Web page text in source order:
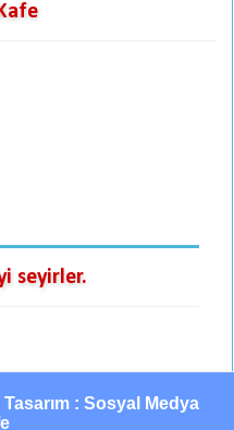
seyirler.
: Sosyal Medya